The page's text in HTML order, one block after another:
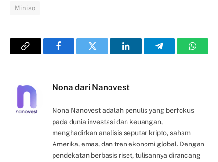
Miniso
Copy
FacebookTwitter LinkedInTelegram
Nona dari Nanovest
Nona Nanovest adalah penulis yang berfokus
pada dunia investasi dan keuangan,
menghadirkan analisis seputar kripto, saham
Amerika, emas, dan tren ekonomi global. Dengan
pendekatan berbasis riset, tulisannya dirancang